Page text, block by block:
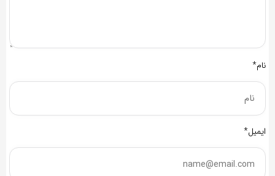
نام*
ایمیل*